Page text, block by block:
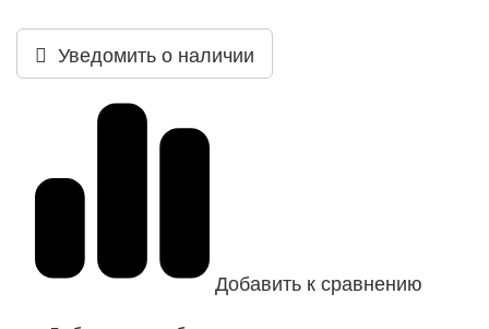
Уведомить о наличии
Добавить к сравнению